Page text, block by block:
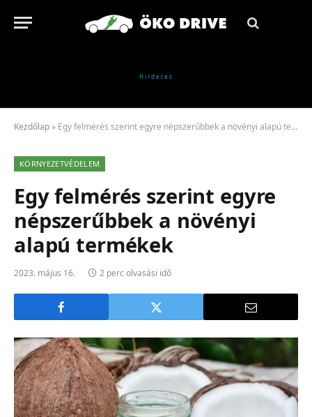
Kezdőlap » Egy felmérés szerint egyre népszerűbbek a növényi alapú termékek
KÖRNYEZETVÉDELEM
Egy felmérés szerint egyre
népszerűbbek a növényi
alapú termékek
2023. május 16. 2 perc olvasási idő